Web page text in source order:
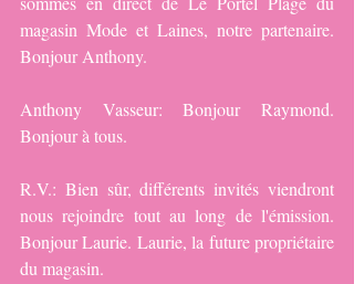
magasin Mode et Laines, notre partenaire.
Bonjour Anthony.
Anthony Vasseur: Bonjour Raymond.
Bonjour à tous.
R.V.: Bien sûr, différents invités viendront
nous rejoindre tout au long de l'émission.
Bonjour Laurie. Laurie, la future propriétaire
du magasin.